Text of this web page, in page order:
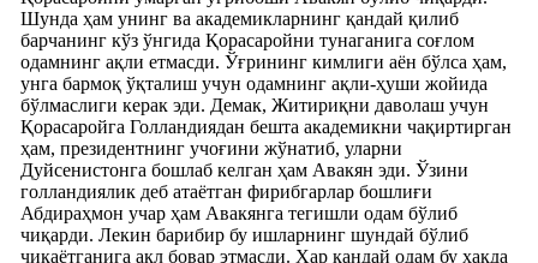
Шунда ҳам унинг ва академикларнинг қандай қилиб
барчанинг кўз ўнгида Қорасаройни тунаганига соғлом
одамнинг ақли етмасди. Ўғрининг кимлиги аён бўлса ҳам,
унга бармоқ ўқталиш учун одамнинг ақли-ҳуши жойида
бўлмаслиги керак эди. Демак, Житириқни даволаш учун
Қорасаройга Голландиядан бешта академикни чақиртирган
ҳам, президентнинг учоғини жўнатиб, уларни
Дуйсенистонга бошлаб келган ҳам Авакян эди. Ўзини
голландиялик деб атаётган фирибгарлар бошлиғи
Абдираҳмон учар ҳам Авакянга тегишли одам бўлиб
чиқарди. Лекин барибир бу ишларнинг шундай бўлиб
чиқаётганига ақл бовар этмасди. Ҳар қандай одам бу ҳақда